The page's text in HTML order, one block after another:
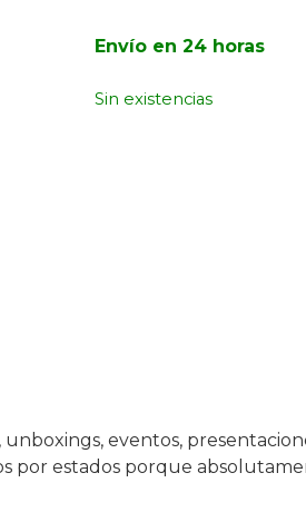
Envío en 24 horas
Sin existencias
eventos,
estados porque